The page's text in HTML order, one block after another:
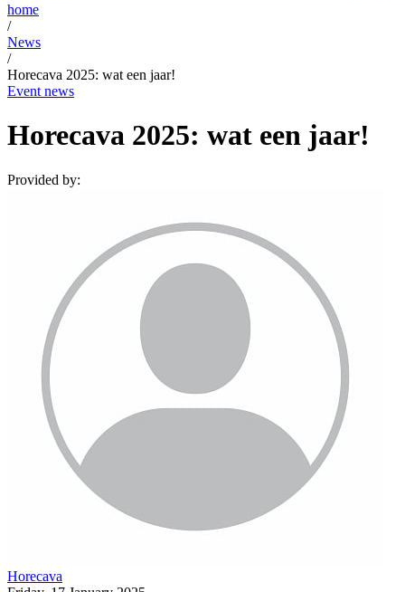
home
/
News
/
Horecava 2025: wat een jaar!
Event news
Horecava 2025: wat een jaar!
Provided by:
Horecava